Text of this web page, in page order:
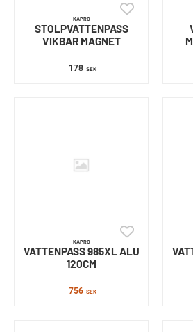
KAPRO
STOLPVATTENPASS
VIKBAR MAGNET
178 SEK
KAPRO
VATTENPASS 985XL ALU
120CM
756 SEK